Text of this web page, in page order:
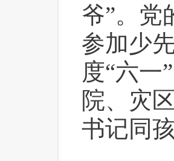
爷”。党
参加少
度“六一
院、灾
书记同